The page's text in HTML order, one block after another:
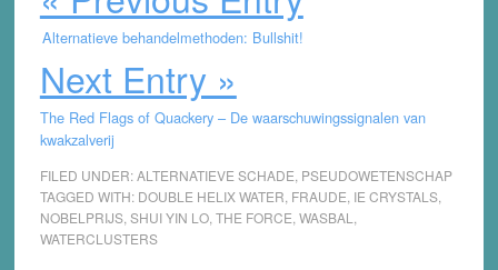
Alternatieve behandelmethoden: Bullshit!
Next Entry »
The Red Flags of Quackery – De waarschuwingssignalen van
kwakzalverij
FILED UNDER:ALTERNATIEVE SCHADE PSEUDOWETENSCHAP
TAGGED WITH: DOUBLE HELIX WATER FRAUDE IE CRYSTALS,
NOBELPRIJS, SHUI YIN LO, THE FORCE WASBAL
WATERCLUSTERS